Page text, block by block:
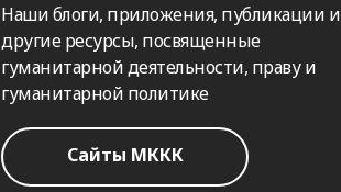
Наши блоги, приложения, публикации и
другие ресурсы, посвященные
гуманитарной деятельности, праву и
гуманитарной политике
Сайты МККК